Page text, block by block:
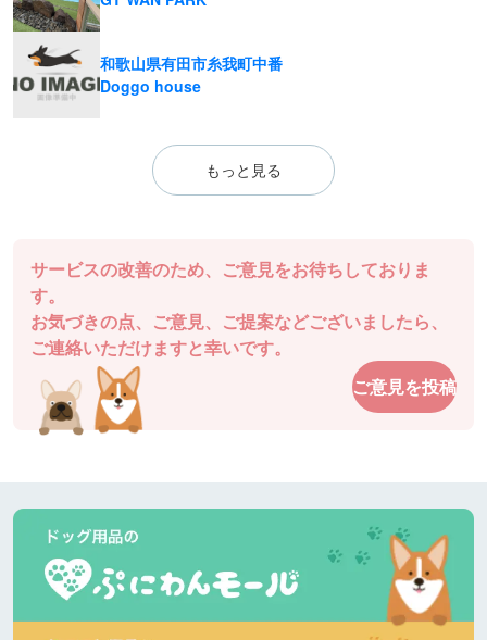
和歌山県有田市糸我町中番
Doggo house
もっと見る
サービスの改善のため、ご意見をお待ちしておりま
す。
お気づきの点、ご意見、ご提案などございましたら、
ご連絡いただけますと幸いです。
ご意見を投稿